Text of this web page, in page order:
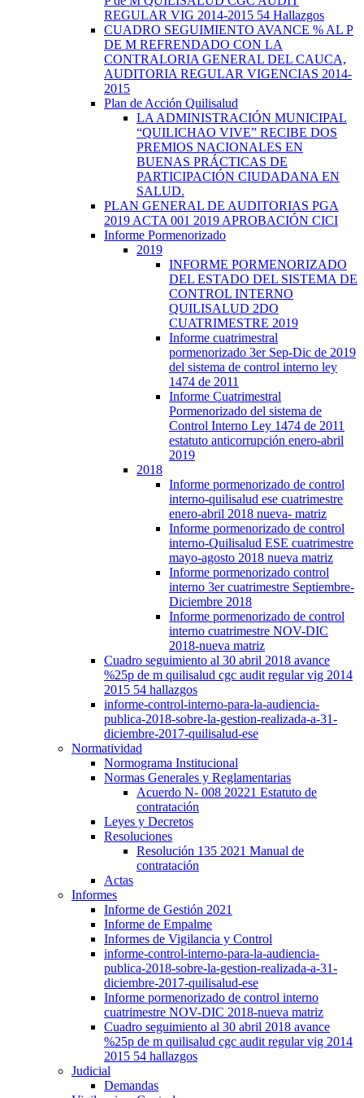
REGULAR VIG 2014-2015 54 Hallazgos
CUADRO SEGUIMIENTO AVANCE % AL P
DE M REFRENDADO CON LA
CONTRALORIA GENERAL DEL CAUCA,
AUDITORIA REGULAR VIGENCIAS 2014-
2015
Plan de Acción Quilisalud
LA ADMINISTRACIÓN MUNICIPAL
“QUILICHAO VIVE” RECIBE DOS
PREMIOS NACIONALES EN
BUENAS PRÁCTICAS DE
PARTICIPACIÓN CIUDADANA EN
SALUD.
PLAN GENERAL DE AUDITORIAS PGA
2019 ACTA 001 2019 APROBACIÓN CICI
Informe Pormenorizado
2019
INFORME PORMENORIZADO
DEL ESTADO DEL SISTEMA DE
CONTROL INTERNO
QUILISALUD 2DO
CUATRIMESTRE 2019
Informe cuatrimestral
pormenorizado 3er Sep-Dic de 2019
del sistema de control interno ley
1474 de 2011
Informe Cuatrimestral
Pormenorizado del sistema de
Control Interno Ley 1474 de 2011
estatuto anticorrupción enero-abril
2019
2018
Informe pormenorizado de control
interno-quilisalud ese cuatrimestre
enero-abril 2018 nueva- matriz
Informe pormenorizado de control
interno-Quilisalud ESE cuatrimestre
mayo-agosto 2018 nueva matriz
Informe pormenorizado control
interno 3er cuatrimestre Septiembre-
Diciembre 2018
Informe pormenorizado de control
interno cuatrimestre NOV-DIC
2018-nueva matriz
Cuadro seguimiento al 30 abril 2018 avance
%25p de m quilisalud cgc audit regular vig 2014
2015 54 hallazgos
informe-control-interno-para-la-audiencia-
publica-2018-sobre-la-gestion-realizada-a-31-
diciembre-2017-quilisalud-ese
Normatividad
Normograma Institucional
Normas Generales y Reglamentarias
Acuerdo N- 008 20221 Estatuto de
contratación
Leyes y Decretos
Resoluciones
Resolución 135 2021 Manual de
contratación
Actas
Informes
Informe de Gestión 2021
Informe de Empalme
Informes de Vigilancia y Control
informe-control-interno-para-la-audiencia-
publica-2018-sobre-la-gestion-realizada-a-31-
diciembre-2017-quilisalud-ese
Informe pormenorizado de control interno
cuatrimestre NOV-DIC 2018-nueva matriz
Cuadro seguimiento al 30 abril 2018 avance
%25p de m quilisalud cgc audit regular vig 2014
2015 54 hallazgos
Judicial
Demandas